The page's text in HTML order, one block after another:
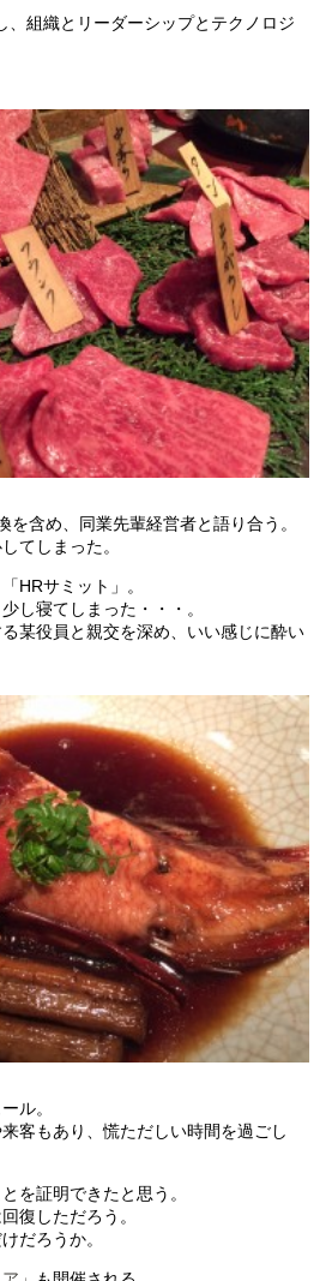
、組織とリーダーシップとテクノロジ
を含め、同業先輩経営者と語り合う。
てしまった。
HRサミット」。
し寝てしまった・・・。
某役員と親交を深め、いい感じに酔い
ル。
客もあり、慌ただしい時間を過ごし
を証明できたと思う。
復しただろう。
だろうか。